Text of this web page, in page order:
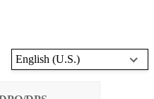
English (U.S.)